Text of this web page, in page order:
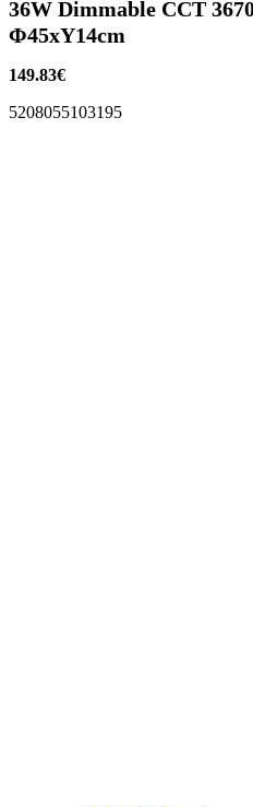
36W Dimmable CCT
Φ45xΥ14cm
149.83€
5208055103195